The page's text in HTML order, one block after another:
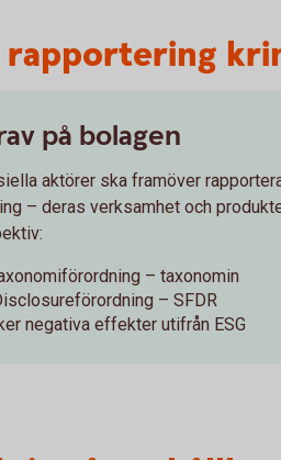
rapportering
på bolagen
aktörer ska framöver
– deras verksamhet och
– taxonomin
– SFDR
negativa effekter utifrån ESG